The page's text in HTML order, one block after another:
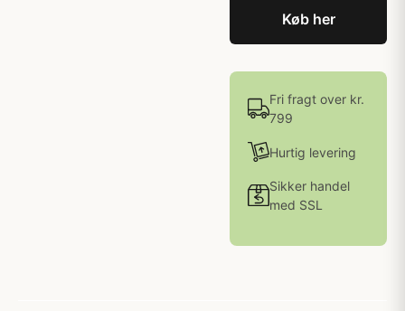
Køb her
Fri fragt over kr.
799
Hurtig levering
Sikker handel
med SSL